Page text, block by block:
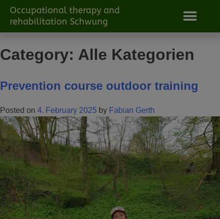
Occupational therapy and
rehabilitation Schwung
Category: Alle Kategorien
Prevention course outdoor training
Posted on 4. February 2025 by Fabian Gerth